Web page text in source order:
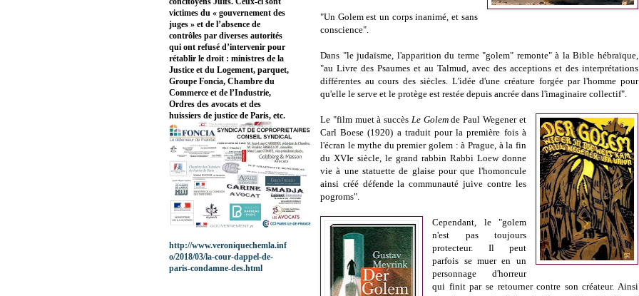
"Un Golem est un corps inanimé, et sans
conscience".
Dans "le judaïsme, l'apparition du terme "golem" remonte" à la Bible hébraïque,
"au Livre des Psaumes et au Talmud, avec des acceptions et des interprétations
différentes au cours des siècles. L'idée d'une créature forgée par l'homme pour
qu'elle le serve et le protège est restée depuis ancrée dans l'imaginaire collectif".
Le "film muet à succès Le Golemde Paul Wegener et
Carl Boese (1920) a traduit pour la première fois à
l'écran le mythe du premier golem : à Prague, à la fin
du XVIe siècle, le grand rabbin Rabbi Loew donne
vie à une statuette de glaise pour que l'homoncule
ainsi créé défende la communauté juive contre les
pogroms".
Cependant, le "golem
n'est pas toujours
protecteur. Il peut
parfois se muer en un
personnage d'horreur
qui finit par se retourner contre son créateur. Ainsi
victimes du « gouvernement des
juges » et de l’absence de
contrôles par diverses autorités
qui ont refusé d’intervenir pour
rétablir le droit : ministres de la
Justice et du Logement, parquet,
Groupe Foncia, Chambre du
Commerce et de l’Industrie,
Ordres des avocats et des
huissiers de justice de Paris, etc.
http://www.veroniquechemla.inf
o/2018/03/la-cour-dappel-de-
paris-condamne-des.html